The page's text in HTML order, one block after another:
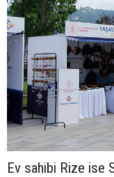
Ev sahibi Rize ise